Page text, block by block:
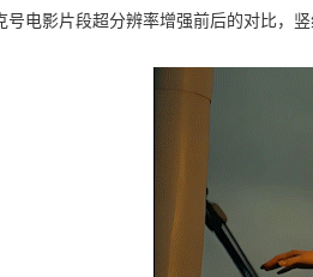
号电影片段超分辨率增强前后的对比，